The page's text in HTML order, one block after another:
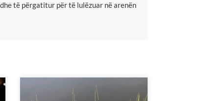
të përgatitur për të lulëzuar në arenën